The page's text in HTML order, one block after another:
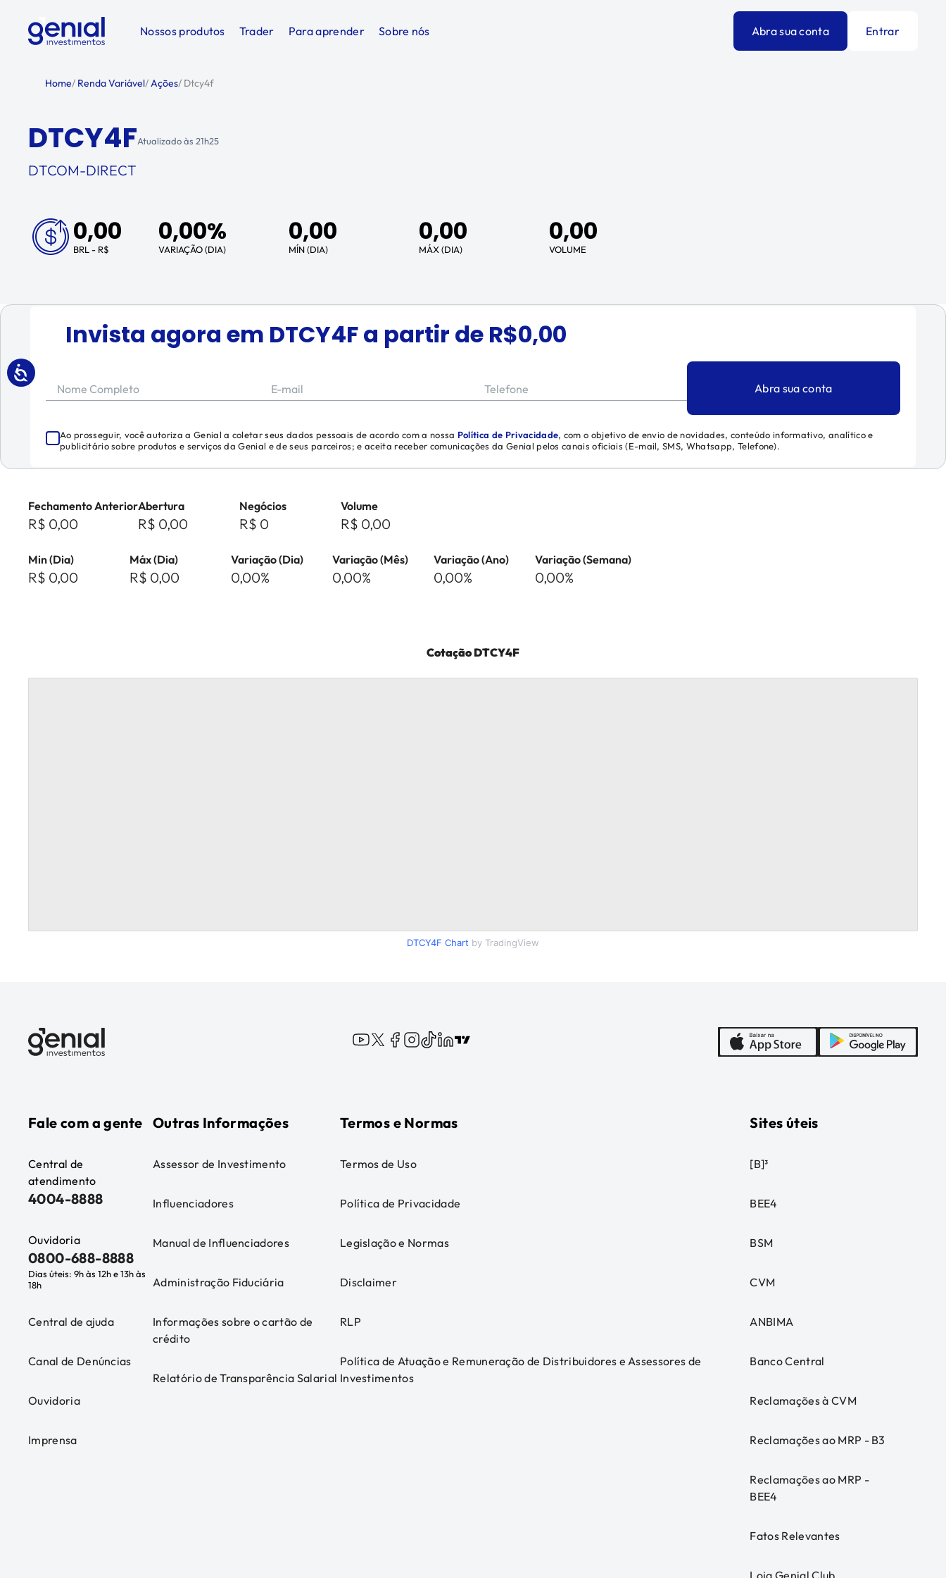
Nossos produtos Trader Para aprender Sobre nós Abra sua conta Entrar
Home/ Renda Variável/Ações/ Dtcy4f
DTCY4FAtualizado às 21h25
DTCOM-DIRECT
0,00
BRL - R$
0,00%
VARIAÇÃO (DIA)
0,00
MÍN (DIA)
0,00
MÁX (DIA)
0,00
VOLUME
Invista agora em DTCY4Fa partir de R$0,00
Nome Completo E-mail Telefone Abra sua conta
Ao prosseguir, você autoriza a Genial a coletar seus dados pessoais de acordo com a nossa Política de Privacidade, com o objetivo de envio de novidades, conteúdo informativo, analítico e
publicitário sobre produtos e serviços da Genial e de seus parceiros; e aceita receber comunicações da Genial pelos canais oficiais (E-mail, SMS, Whatsapp, Telefone).
Fechamento Anterior
R$ 0,00
Abertura
R$ 0,00
Negócios
R$ 0
Volume
R$ 0,00
Min (Dia)
R$ 0,00
Máx (Dia)
R$ 0,00
Variação (Dia)
0,00%
Variação (Mês)
0,00%
Variação (Ano)
0,00%
Variação (Semana)
0,00%
CotaçãoDTCY4F
DTCY4F Chart by TradingView
Fale com a gente
Central de
atendimento
4004-8888
Ouvidoria
0800-688-8888
Dias úteis: 9h às 12h e 13h às
18h
Central de ajuda
Canal de Denúncias
Ouvidoria
Imprensa
Outras Informações
Assessor de Investimento
Influenciadores
Manual de Influenciadores
Administração Fiduciária
Informações sobre o cartão de
crédito
Relatório de Transparência Salarial
Termos e Normas
Termos de Uso
Política de Privacidade
Legislação e Normas
Disclaimer
RLP
Política de Atuação e Remuneração de Distribuidores e Assessores de
Investimentos
Sites úteis
[B]³
BEE4
BSM
CVM
ANBIMA
Banco Central
Reclamações à CVM
Reclamações ao MRP - B3
Reclamações ao MRP -
BEE4
Fatos Relevantes
Loja Genial Club